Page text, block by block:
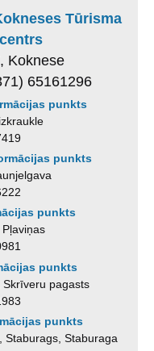
Tūrisma
Koknese
65161296
punkts
punkts
punkts
punkts
pagasts
punkts
Staburags, Staburaga